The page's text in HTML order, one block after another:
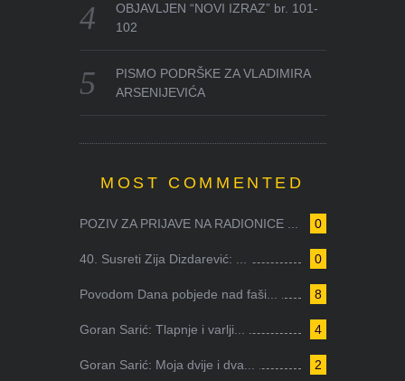
OBJAVLJEN “NOVI IZRAZ” br. 101-
102
PISMO PODRŠKE ZA VLADIMIRA
ARSENIJEVIĆA
MOST COMMENTED
0
POZIV ZA PRIJAVE NA RADIONICE ...
0
40. Susreti Zija Dizdarević: ...
8
Povodom Dana pobjede nad faši...
4
Goran Sarić: Tlapnje i varlji...
2
Goran Sarić: Moja dvije i dva...